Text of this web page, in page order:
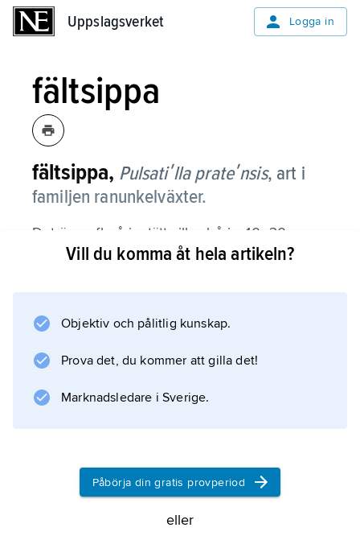
Uppslagsverket Logga in
fältsippa
fältsippa, Pulsatiʹlla prateʹnsis, art i
familjen ranunkelväxter.
Det är en flerårig, tätt silkeshårig, 10–30 cm
hög ört med kraftig pålrot, som kan bli 50 cm
parbladiga bladen utgår; de utvecklas först
blomskaften, som bär tre s.k. svepeblad med
Vill du komma åt hela artikeln?
Objektiv och pålitlig kunskap.
Prova det, du kommer att gilla det!
Marknadsledare i Sverige.
Påbörja din gratis provperiod
eller